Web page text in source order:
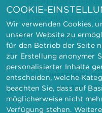
IMPRESSUM
COOKIE-
Wir verwenden Cookies,
unserer Website zu
für den Betrieb der Seite
zur Erstellung anonymer
personalisierter Inhalte
entscheiden, welche
beachten Sie, dass auf
möglicherweise nicht
Verfügung stehen.